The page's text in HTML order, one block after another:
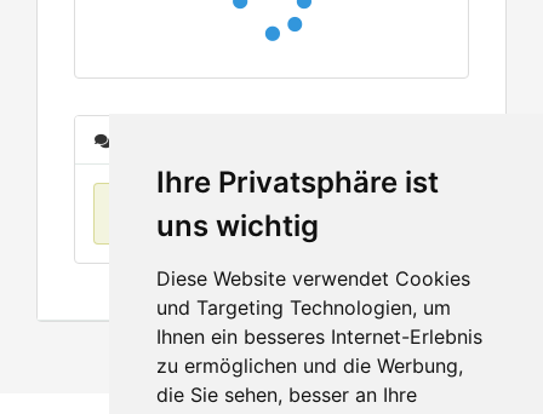
Ihre Privatsphäre ist
uns wichtig
Diese Website verwendet Cookies
und Targeting Technologien, um
Ihnen ein besseres Internet-Erlebnis
zu ermöglichen und die Werbung,
die Sie sehen, besser an Ihre
No items found